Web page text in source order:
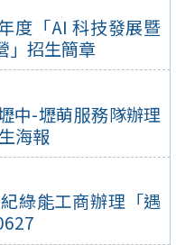
度「AI 科技發展暨
」招生簡章
中-壢萌服務隊辦理
海報
綠能工商辦理「遇